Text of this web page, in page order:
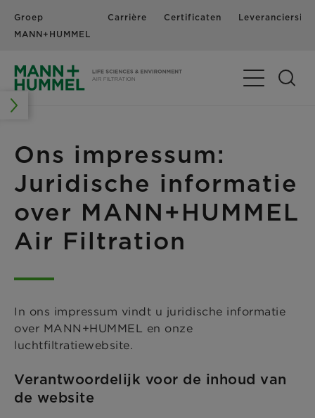
Groep
MANN+HUMMEL
Carrière Certificaten
Navigatie
Ons impressum:
Juridische informatie
over MANN+HUMMEL
Air Filtration
In ons impressum vindt u juridische informatie
over MANN+HUMMEL en onze
luchtfiltratiewebsite.
Verantwoordelijk voor de inhoud van
de website